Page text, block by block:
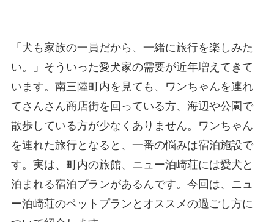
「犬も家族の一員だから、一緒に旅行を楽しみた
い。」そういった愛犬家の需要が近年増えてきて
います。南三陸町内を見ても、ワンちゃんを連れ
てさんさん商店街を回っている方、海辺や公園で
散歩している方が少なくありません。ワンちゃん
を連れた旅行となると、一番の悩みは宿泊施設で
す。実は、町内の旅館、ニュー泊崎荘には愛犬と
泊まれる宿泊プランがあるんです。今回は、ニュ
ー泊崎荘のペットプランとオススメの過ごし方に